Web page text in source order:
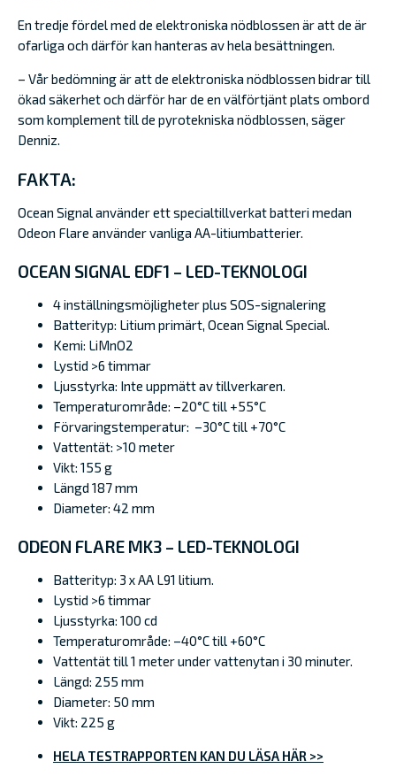
En tredje fördel med de elektroniska nödblossen är att de är
ofarliga och därför kan hanteras av hela besättningen.
– Vår bedömning är att de elektroniska nödblossen bidrar till
ökad säkerhet och därför har de en välförtjänt plats ombord
som komplement till de pyrotekniska nödblossen, säger
Denniz.
FAKTA:
Ocean Signal använder ett specialtillverkat batteri medan
Odeon Flare använder vanliga AA-litiumbatterier.
OCEAN SIGNAL EDF1 – LED-TEKNOLOGI
4 inställningsmöjligheter plus SOS-signalering
Batterityp: Litium primärt, Ocean Signal Special.
Kemi: LiMnO2
Lystid >6 timmar
Ljusstyrka: Inte uppmätt av tillverkaren.
Temperaturområde: –20°C till +55°C
Förvaringstemperatur: –30°C till +70°C
Vattentät: >10 meter
Vikt: 155 g
Längd 187 mm
Diameter: 42 mm
ODEON FLARE MK3 – LED-TEKNOLOGI
Batterityp: 3 x AA L91 litium.
Lystid >6 timmar
Ljusstyrka: 100 cd
Temperaturområde: –40°C till +60°C
Vattentät till 1 meter under vattenytan i 30 minuter.
Längd: 255 mm
Diameter: 50 mm
Vikt: 225 g
HELA TESTRAPPORTEN KAN DU LÄSA HÄR >>